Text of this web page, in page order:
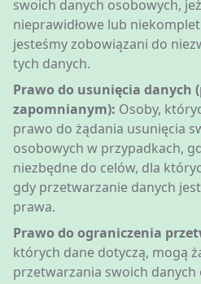
swoich danych osobowych,
nieprawidłowe lub
jesteśmy zobowiązani do
tych danych.
Prawo do usunięcia danych
zapomnianym): Osoby,
prawo do żądania usunięcia
osobowych w przypadkach,
niezbędne do celów, dla
gdy przetwarzanie danych
prawa.
Prawo do ograniczenia
których dane dotyczą, mogą
przetwarzania swoich danych